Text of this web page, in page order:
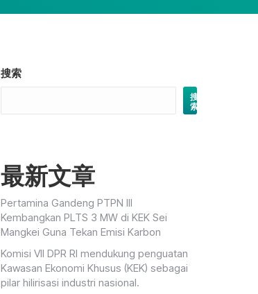
搜索
搜
索
最新文章
Pertamina Gandeng PTPN III
Kembangkan PLTS 3 MW di KEK Sei
Mangkei Guna Tekan Emisi Karbon
Komisi VII DPR RI mendukung penguatan
Kawasan Ekonomi Khusus (KEK) sebagai
pilar hilirisasi industri nasional.